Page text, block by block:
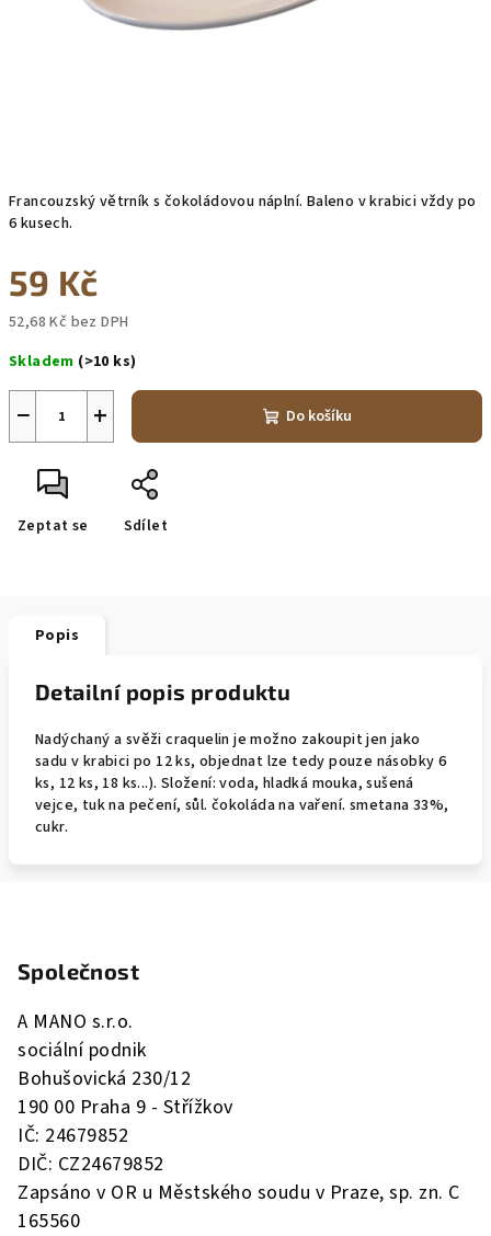
Francouzský větrník s čokoládovou náplní. Baleno v krabici vždy po
6 kusech.
59 Kč
52,68 Kč bez DPH
cena:
Skladem (>10 ks)
+
− Do košíku
Zeptat se Sdílet
Popis
Detailní popis produktu
Nadýchaný a svěži craquelin je možno zakoupit jen jako
sadu v krabici po 12 ks, objednat lze tedy pouze násobky 6
ks, 12 ks, 18 ks...). Složení: voda, hladká mouka, sušená
vejce, tuk na pečení, sůl. čokoláda na vaření. smetana 33%,
cukr.
Společnost
A MANO s.r.o.
sociální podnik
Bohušovická 230/12
190 00 Praha 9 - Střížkov
IČ: 24679852
DIČ: CZ24679852
Zapsáno v OR u Městského soudu v Praze, sp. zn. C
165560